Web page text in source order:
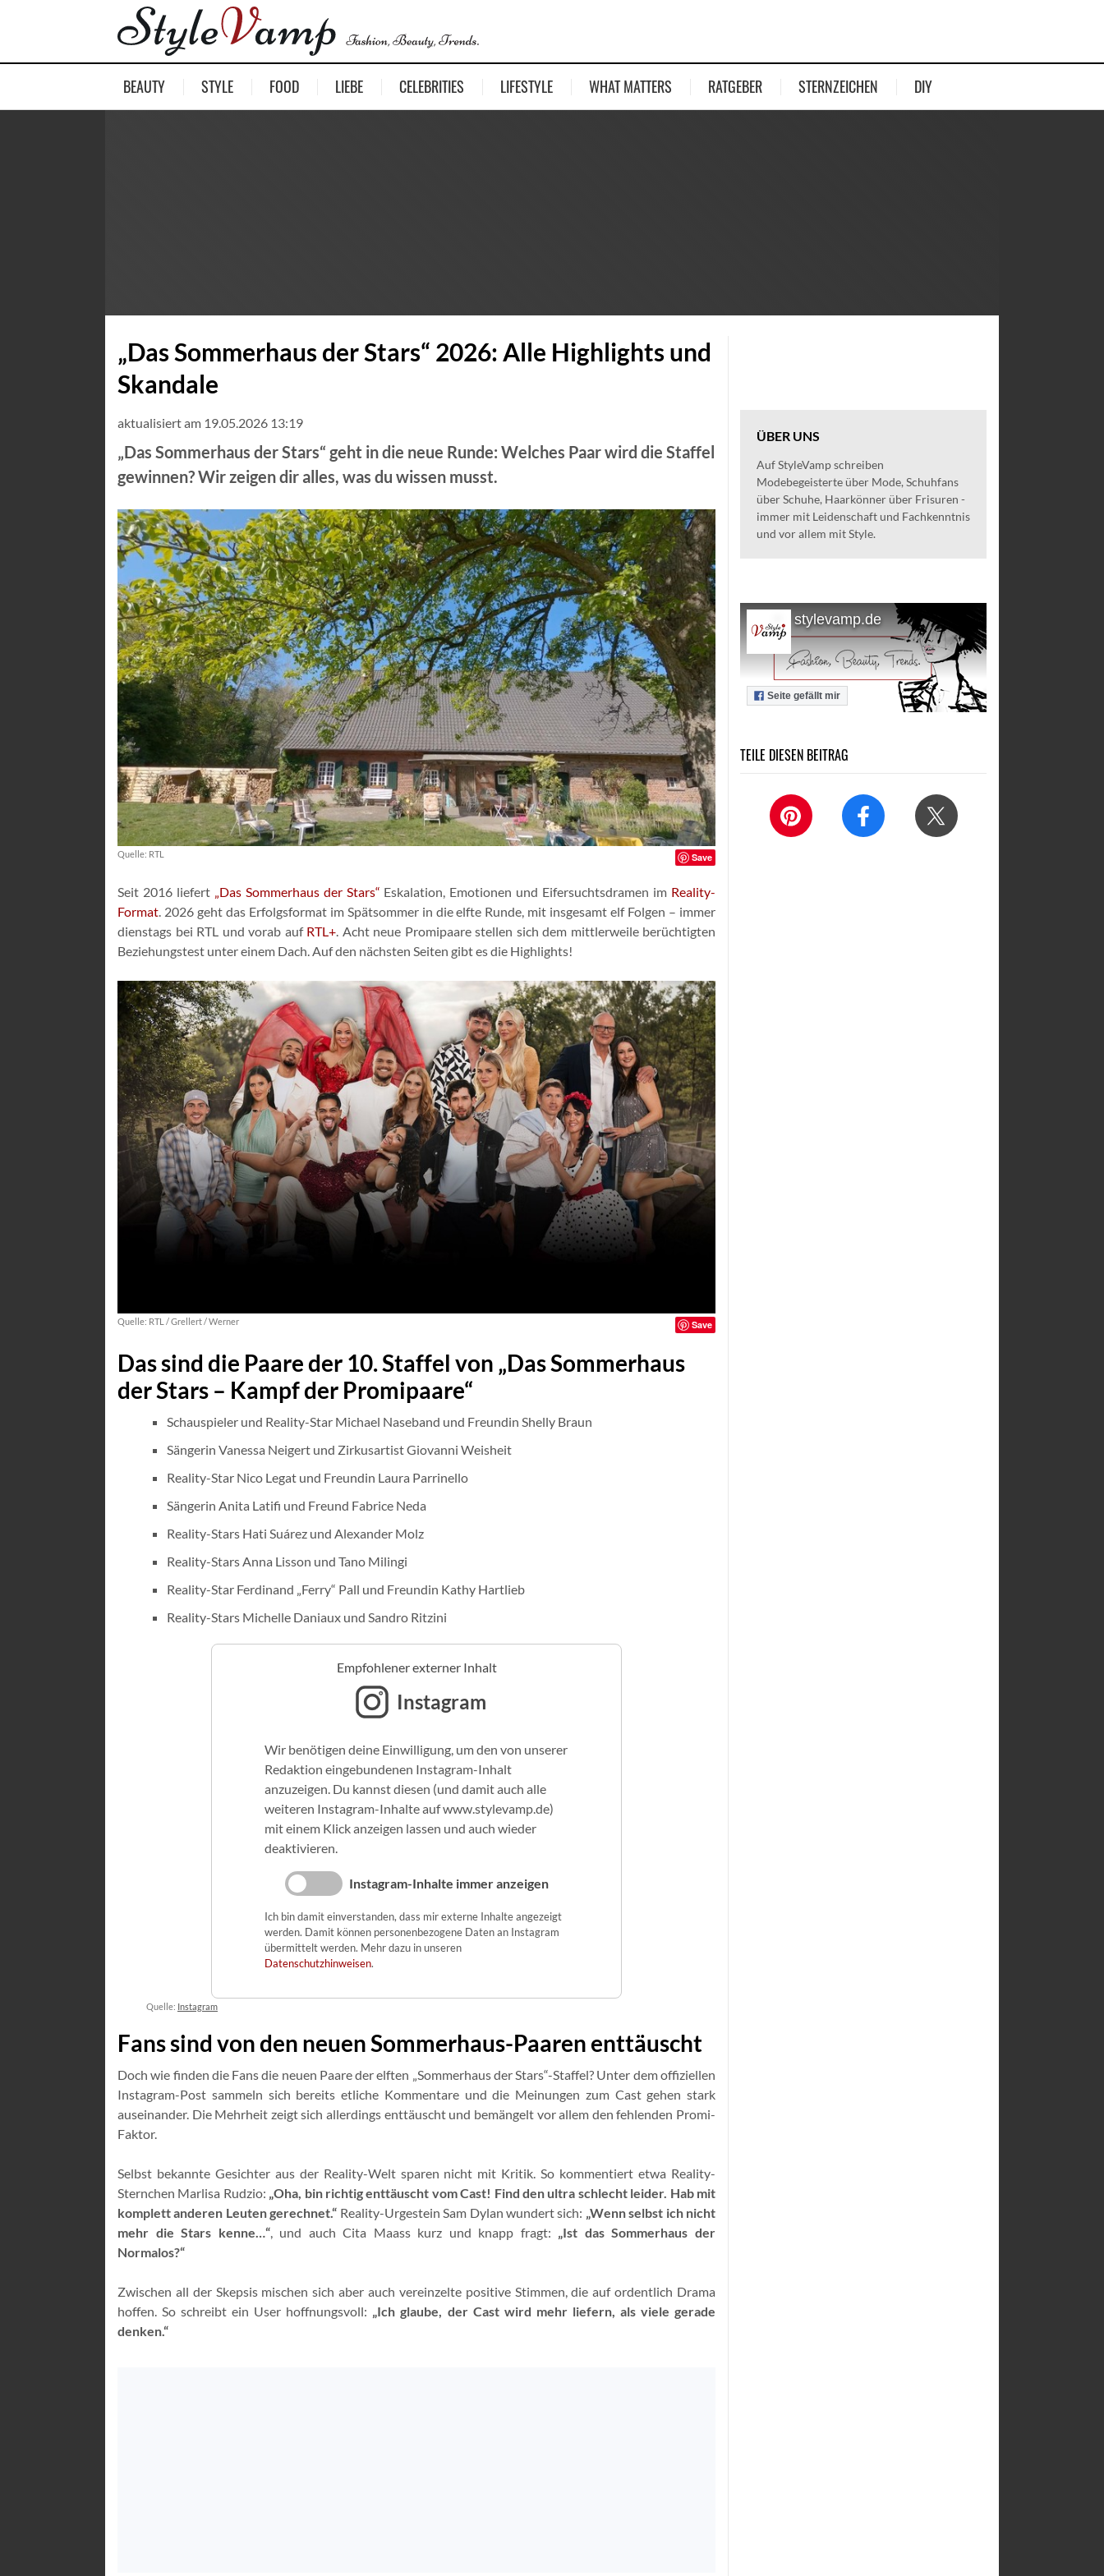
BEAUTY STYLE FOOD LIEBE CELEBRITIES LIFESTYLE WHAT MATTERS RATGEBER STERNZEICHEN DIY
„Das Sommerhaus der Stars“ 2026: Alle Highlights und
Skandale
aktualisiert am 19.05.2026 13:19
„Das Sommerhaus der Stars“ geht in die neue Runde: Welches Paar wird die Staffel
gewinnen? Wir zeigen dir alles, was du wissen musst.
Quelle: RTL Save
Seit 2016 liefert „Das Sommerhaus der Stars“ Eskalation, Emotionen und Eifersuchtsdramen im Reality-
Format . 2026 geht das Erfolgsformat im Spätsommer in die elfte Runde, mit insgesamt elf Folgen – immer
dienstags bei RTL und vorab aufRTL+ . Acht neue Promipaare stellen sich dem mittlerweile berüchtigten
Beziehungstest unter einem Dach. Auf den nächsten Seiten gibt es die Highlights!
Quelle: RTL / Grellert / Werner Save
Das sind die Paare der 10. Staffel von „Das Sommerhaus
der Stars – Kampf der Promipaare“
Schauspieler und Reality-Star Michael Naseband und Freundin Shelly Braun
Sängerin Vanessa Neigert und Zirkusartist Giovanni Weisheit
Reality-Star Nico Legat und Freundin Laura Parrinello
Sängerin Anita Latifi und Freund Fabrice Neda
Reality-Stars Hati Suárez und Alexander Molz
Reality-Stars Anna Lisson und Tano Milingi
Reality-Star Ferdinand „Ferry“ Pall und Freundin Kathy Hartlieb
Reality-Stars Michelle Daniaux und Sandro Ritzini
Empfohlener externer Inhalt
Instagram
Wir benötigen deine Einwilligung, um den von unserer
Redaktion eingebundenen Instagram-Inhalt
anzuzeigen. Du kannst diesen (und damit auch alle
weiteren Instagram-Inhalte auf www.stylevamp.de)
mit einem Klick anzeigen lassen und auch wieder
deaktivieren.
Instagram-Inhalte immer anzeigen
Ich bin damit einverstanden, dass mir externe Inhalte angezeigt
werden. Damit können personenbezogene Daten an Instagram
übermittelt werden. Mehr dazu in unseren
Datenschutzhinweisen.
Quelle: Instagram
Fans sind von den neuen Sommerhaus-Paaren enttäuscht
Doch wie finden die Fans die neuen Paare der elften „Sommerhaus der Stars“-Staffel? Unter dem offiziellen
Instagram-Post sammeln sich bereits etliche Kommentare und die Meinungen zum Cast gehen stark
auseinander. Die Mehrheit zeigt sich allerdings enttäuscht und bemängelt vor allem den fehlenden Promi-
Faktor.
Selbst bekannte Gesichter aus der Reality-Welt sparen nicht mit Kritik. So kommentiert etwa Reality-
Sternchen Marlisa Rudzio: „Oha, bin richtig enttäuscht vom Cast! Find den ultra schlecht leider. Hab mit
komplett anderen Leuten gerechnet.“ Reality-Urgestein Sam Dylan wundert sich: „Wenn selbst ich nicht
mehr die Stars kenne…“, und auch Cita Maass kurz und knapp fragt: „Ist das Sommerhaus der
Normalos?“
Zwischen all der Skepsis mischen sich aber auch vereinzelte positive Stimmen, die auf ordentlich Drama
hoffen. So schreibt ein User hoffnungsvoll: „Ich glaube, der Cast wird mehr liefern, als viele gerade
denken.“
ÜBER UNS
Auf StyleVamp schreiben
Modebegeisterte über Mode, Schuhfans
über Schuhe, Haarkönner über Frisuren -
immer mit Leidenschaft und Fachkenntnis
und vor allem mit Style.
stylevamp.de
Seite gefällt mir
TEILE DIESEN BEITRAG